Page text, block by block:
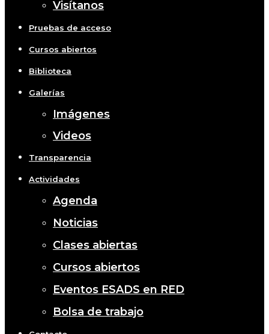
Visítanos
Pruebas de acceso
Cursos abiertos
Biblioteca
Galerías
Imágenes
Videos
Transparencia
Actividades
Agenda
Noticias
Clases abiertas
Cursos abiertos
Eventos ESADS en RED
Bolsa de trabajo